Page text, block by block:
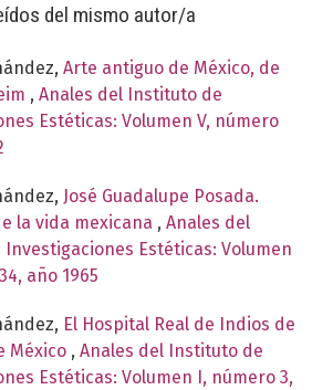
del mismo autor/a
Arte antiguo de México, de
, Anales del Instituto de
Estéticas: Volumen V, número
José Guadalupe Posada.
la vida mexicana , Anales del
Estéticas: Volumen
año 1965
El Hospital Real de Indios de
México , Anales del Instituto de
Estéticas: Volumen I, número 3,